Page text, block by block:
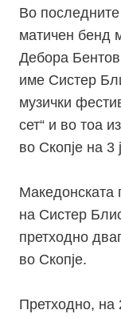
Во последните
матичен бенд
Дебора
име Систер
музички
сет“ и во тоа
во Скопје на 3
Македонската
на Систер
претходно
во Скопје.
Претходно, на